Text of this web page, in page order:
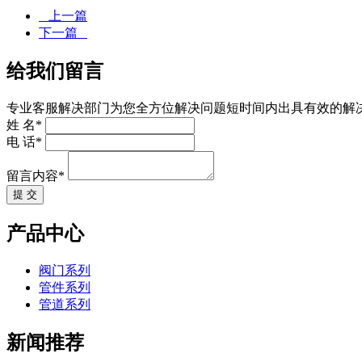
上一篇
下一篇
给我们留言
专业客服解决部门为您全方位解决问题短时间内出具有效的解
姓 名*
电 话*
留言内容*
提 交
产品中心
阀门系列
管件系列
管道系列
新闻推荐